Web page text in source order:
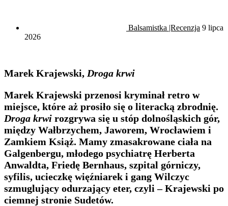
Balsamistka |Recenzja 9 lipca
2026
Marek Krajewski, Droga krwi
Marek Krajewski przenosi kryminał retro w
miejsce, które aż prosiło się o literacką zbrodnię.
Droga krwi rozgrywa się u stóp dolnośląskich gór,
między Wałbrzychem, Jaworem, Wrocławiem i
Zamkiem Książ. Mamy zmasakrowane ciała na
Galgenbergu, młodego psychiatrę Herberta
Anwaldta, Friedę Bernhaus, szpital górniczy,
syfilis, ucieczkę więźniarek i gang Wilczyc
szmuglujący odurzający eter, czyli – Krajewski po
ciemnej stronie Sudetów.